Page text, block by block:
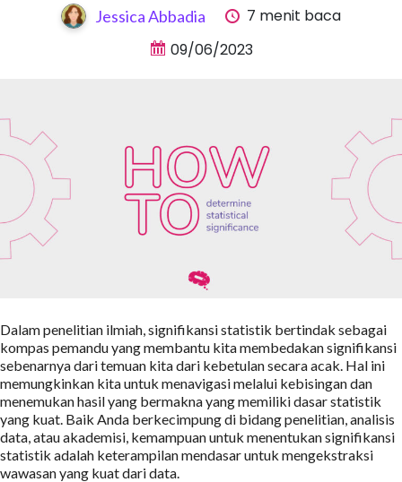
Jessica Abbadia
7 menit baca
09/06/2023
Dalam penelitian ilmiah, signifikansi statistik bertindak sebagai
kompas pemandu yang membantu kita membedakan signifikansi
sebenarnya dari temuan kita dari kebetulan secara acak. Hal ini
memungkinkan kita untuk menavigasi melalui kebisingan dan
menemukan hasil yang bermakna yang memiliki dasar statistik
yang kuat. Baik Anda berkecimpung di bidang penelitian, analisis
data, atau akademisi, kemampuan untuk menentukan signifikansi
statistik adalah keterampilan mendasar untuk mengekstraksi
wawasan yang kuat dari data.